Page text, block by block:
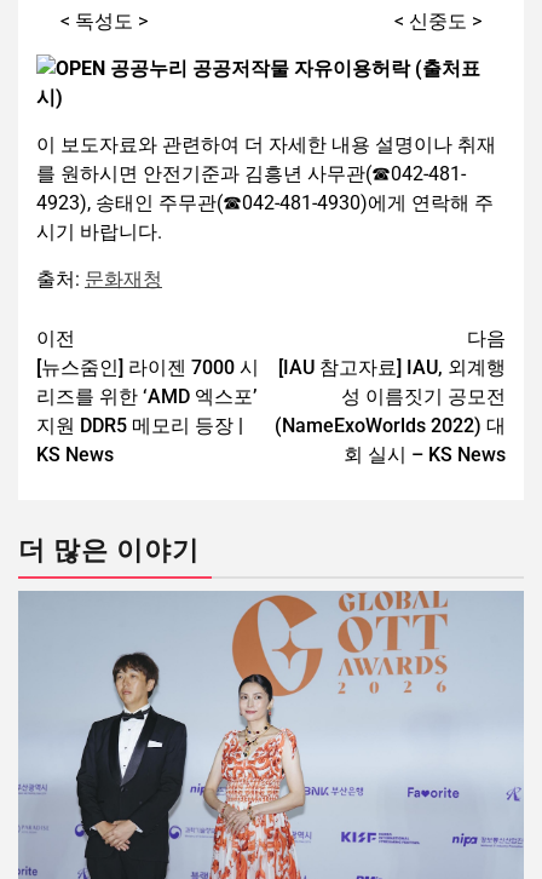
< 독성도 > < 신중도 >
이 보도자료와 관련하여 더 자세한 내용 설명이나 취재
를 원하시면 안전기준과 김흥년 사무관(☎042-481-
4923), 송태인 주무관(☎042-481-4930)에게 연락해 주
시기 바랍니다.
출처: 문화재청
이전
[뉴스줌인] 라이젠 7000 시
리즈를 위한 ‘AMD 엑스포’
지원 DDR5 메모리 등장 |
KS News
다음
[IAU 참고자료] IAU, 외계행
성 이름짓기 공모전
(NameExoWorlds 2022) 대
회 실시 – KS News
더 많은 이야기